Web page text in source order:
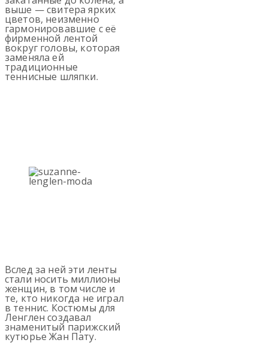
выше — свитера ярких
цветов, неизменно
гармонировавшие с её
фирменной лентой
вокруг головы, которая
заменяла ей
традиционные
теннисные шляпки.
Вслед за ней эти ленты
стали носить миллионы
женщин, в том числе и
те, кто никогда не играл
в теннис. Костюмы для
Ленглен создавал
знаменитый парижский
кутюрье Жан Пату.